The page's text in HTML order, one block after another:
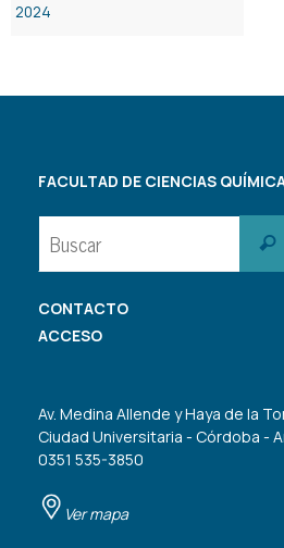
2024
FACULTAD DE CIENCIAS
CONTACTO
ACCESO
Av. Medina Allende y Haya de la
Ciudad Universitaria - Córdoba -
0351 535-3850
Ver mapa